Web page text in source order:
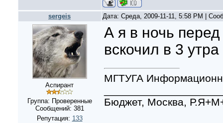
sergeis Дата: Среда, 2009-11-11, 5:58 PM |
Аспирант
Группа: Проверенные
Сообщений: 381
Репутация: 133
А я в ночь
вскочил в 3
МГТУГА
Бюджет, Москва,